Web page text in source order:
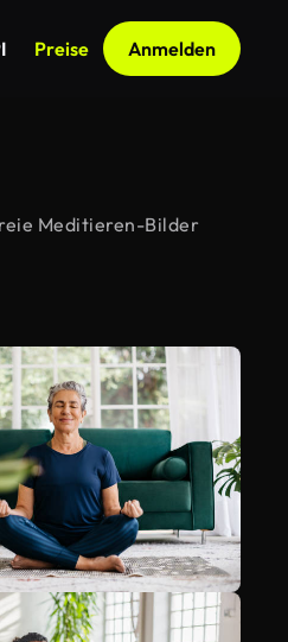
Preise Anmelden
Meditieren-Bilder